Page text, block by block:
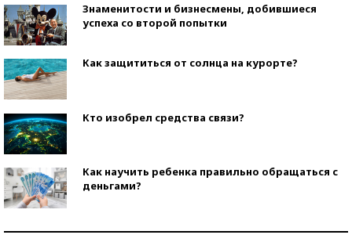
Знаменитости и бизнесмены, добившиеся
успеха со второй попытки
Как защититься от солнца на курорте?
Кто изобрел средства связи?
Как научить ребенка правильно обращаться с
деньгами?